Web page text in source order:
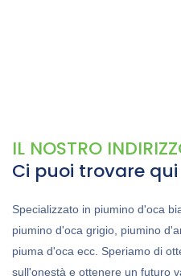
IL NOSTRO
Ci puoi trovare qui
Specializzato in piumino d'oca
piumino d'oca grigio, piumino
piuma d'oca ecc. Speriamo di
sull'onestà e ottenere un futuro